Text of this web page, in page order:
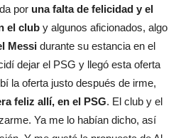
por una falta de felicidad y el
el club y algunos aficionados, algo
Messi durante su estancia en el
dejar el PSG y llegó esta oferta
la oferta justo después de irme,
feliz allí, en el PSG. El club y el
Ya me lo habían dicho, así